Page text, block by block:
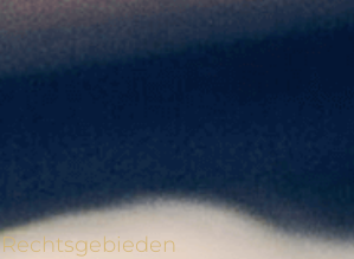
Rechtsgebieden